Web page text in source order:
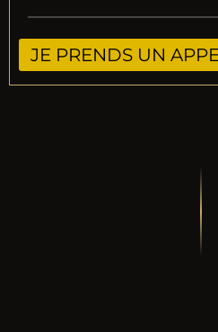
JE PRENDS UN